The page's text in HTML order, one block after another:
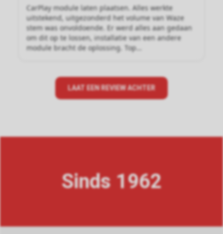
CarPlay module laten plaatsen. Alles werkte
uitstekend, uitgezonderd het volume van Waze
stem was onvoldoende. Er werd alles aan gedaan
om dit op te lossen, installatie van een andere
module bracht de oplossing. Top…
LAAT EEN REVIEW ACHTER
Sinds 1962